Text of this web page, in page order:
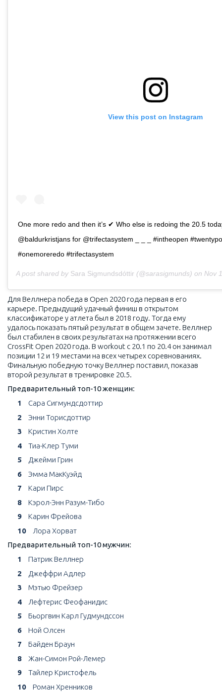
View this post on Instagram
One more redo and then it’s ✔ Who else is redoing the 20.5
@baldurkristjans for @trifectasystem _ _ _ #intheopen
#onemoreredo #trifectasystem
A post shared by Sara Sigmundsdóttir (@sarasigmunds) on Nov
Для Веллнера победа в Open 2020 года первая в его
карьере. Предыдущий удачный финиш в открытом
классификаторе у атлета был в 2018 году. Тогда ему
удалось показать пятый результат в общем зачете. Веллнер
был стабилен в своих результатах на протяжении всего
CrossFit Open 2020 года. В workout с 20.1 по 20.4 он занимал
позиции 12 и 19 местами на всех четырех соревнованиях.
Финальную победную точку Веллнер поставил, показав
второй результат в тренировке 20.5.
Предварительный топ-10 женщин:
1
Сара Сигмундсдоттир
2
Энни Торисдоттир
3
Кристин Холте
4
Тиа-Клер Туми
5
Джейми Грин
6
Эмма МакКуэйд
7
Кари Пирс
8
Кэрол-Энн Разум-Тибо
9
Карин Фрейова
10
Лора Хорват
Предварительный топ-10 мужчин:
1
Патрик Веллнер
2
Джеффри Адлер
3
Мэтью Фрейзер
4
Лефтерис Феофанидис
5
Бьоргвин Карл Гудмундссон
6
Ной Олсен
7
Байден Браун
8
Жан-Симон Рой-Лемер
9
Тайлер Кристофель
10
Роман Хренников